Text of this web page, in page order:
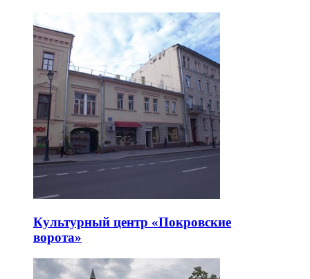
Культурный центр «Покровские
ворота»